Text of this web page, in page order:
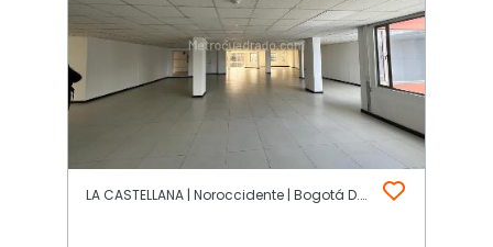
LA CASTELLANA | Noroccidente | Bogotá D.C.